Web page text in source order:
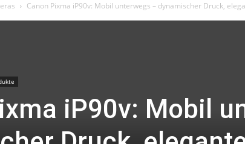
Canon Pixma iP90v: Mobil unterwegs – dynamischer Druck,
iP90v: Mobil